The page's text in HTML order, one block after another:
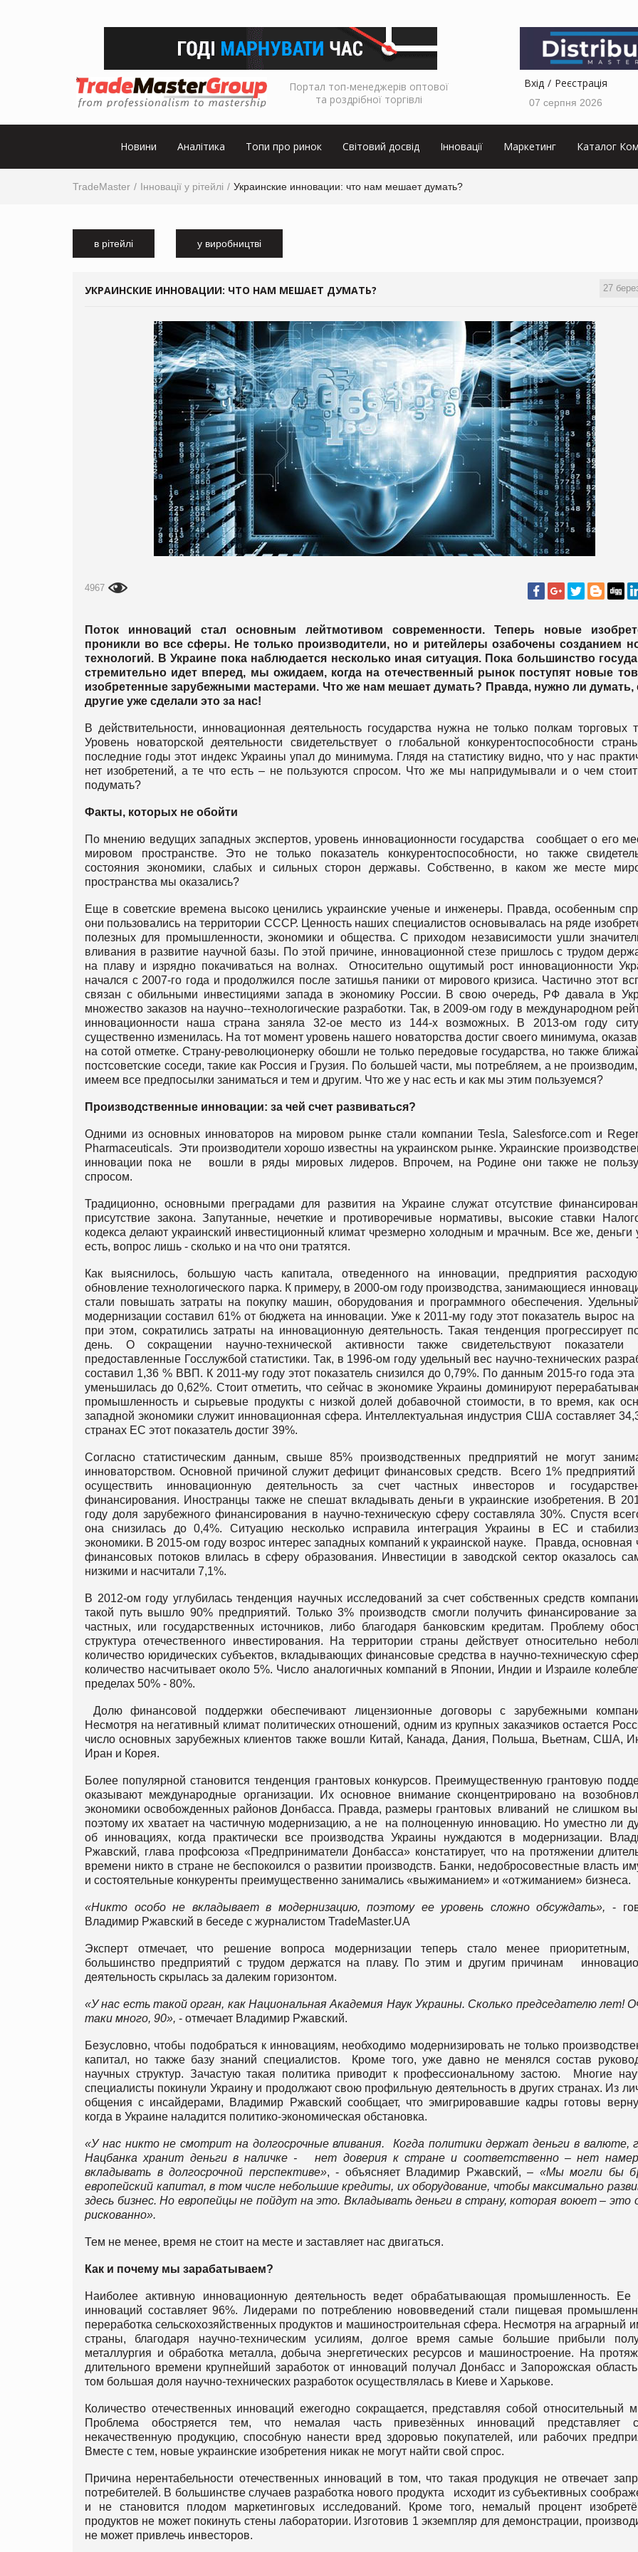
Портал топ-менеджерів оптової
та роздрібної торгівлі
Вхід Реєстрація
07 серпня 2026
Новини Аналітика Топи про ринок Світовий досвід Інновації Маркетинг Каталог
TradeMaster Інновації у рітейлі Украинские инновации: что нам мешает думать?
в рітейлі у виробництві
27
УКРАИНСКИЕ ИННОВАЦИИ: ЧТО НАМ МЕШАЕТ ДУМАТЬ?
4967
Поток инноваций стал основным лейтмотивом современности. Теперь новые
проникли во все сферы. Не только производители, но и ритейлеры озабочены созданием
технологий. В Украине пока наблюдается несколько иная ситуация. Пока большинство
стремительно идет вперед, мы ожидаем, когда на отечественный рынок поступят новые
изобретенные зарубежными мастерами. Что же нам мешает думать? Правда, нужно ли думать,
другие уже сделали это за нас!
В действительности, инновационная деятельность государства нужна не только полкам торговых
Уровень новаторской деятельности свидетельствует о глобальной конкурентоспособности
последние годы этот индекс Украины упал до минимума. Глядя на статистику видно, что у нас
нет изобретений, а те что есть – не пользуются спросом. Что же мы напридумывали и о чем
подумать?
Факты, которых не обойти
По мнению ведущих западных экспертов, уровень инновационности государства сообщает о его
мировом пространстве. Это не только показатель конкурентоспособности, но также
состояния экономики, слабых и сильных сторон державы. Собственно, в каком же месте
пространства мы оказались?
Еще в советские времена высоко ценились украинские ученые и инженеры. Правда, особенным
они пользовались на территории СССР. Ценность наших специалистов основывалась на ряде
полезных для промышленности, экономики и общества. С приходом независимости ушли
вливания в развитие научной базы. По этой причине, инновационной стезе пришлось с трудом
на плаву и изрядно покачиваться на волнах. Относительно ощутимый рост инновационности
начался с 2007-го года и продолжился после затишья паники от мирового кризиса. Частично этот
связан с обильными инвестициями запада в экономику России. В свою очередь, РФ давала в
множество заказов на научно--технологические разработки. Так, в 2009-ом году в международном
инновационности наша страна заняла 32-ое место из 144-х возможных. В 2013-ом году
существенно изменилась. На тот момент уровень нашего новаторства достиг своего минимума,
на сотой отметке. Страну-революционерку обошли не только передовые государства, но также
постсоветские соседи, такие как Россия и Грузия. По большей части, мы потребляем, а не
имеем все предпосылки заниматься и тем и другим. Что же у нас есть и как мы этим пользуемся?
Производственные инновации: за чей счет развиваться?
Одними из основных инноваторов на мировом рынке стали компании Tesla, Salesforce.com и
Pharmaceuticals. Эти производители хорошо известны на украинском рынке. Украинские
инновации пока не вошли в ряды мировых лидеров. Впрочем, на Родине они также не
спросом.
Традиционно, основными преградами для развития на Украине служат отсутствие
присутствие закона. Запутанные, нечеткие и противоречивые нормативы, высокие ставки
кодекса делают украинский инвестиционный климат чрезмерно холодным и мрачным. Все же, деньги
есть, вопрос лишь - сколько и на что они тратятся.
Как выяснилось, большую часть капитала, отведенного на инновации, предприятия
обновление технологического парка. К примеру, в 2000-ом году производства, занимающиеся
стали повышать затраты на покупку машин, оборудования и программного обеспечения.
модернизации составил 61% от бюджета на инновации. Уже к 2011-му году этот показатель вырос на
при этом, сократились затраты на инновационную деятельность. Такая тенденция прогрессирует
день. О сокращении научно-технической активности также свидетельствуют показатели
предоставленные Госслужбой статистики. Так, в 1996-ом году удельный вес научно-технических
составил 1,36 % ВВП. К 2011-му году этот показатель снизился до 0,79%. По данным 2015-го года эта
уменьшилась до 0,62%. Стоит отметить, что сейчас в экономике Украины доминируют
промышленность и сырьевые продукты с низкой долей добавочной стоимости, в то время, как
западной экономики служит инновационная сфера. Интеллектуальная индустрия США составляет
странах ЕС этот показатель достиг 39%.
Согласно статистическим данным, свыше 85% производственных предприятий не могут
инноваторством. Основной причиной служит дефицит финансовых средств. Всего 1% предприятий
осуществить инновационную деятельность за счет частных инвесторов и
финансирования. Иностранцы также не спешат вкладывать деньги в украинские изобретения. В
году доля зарубежного финансирования в научно-техническую сферу составляла 30%. Спустя
она снизилась до 0,4%. Ситуацию несколько исправила интеграция Украины в ЕС и
экономики. В 2015-ом году возрос интерес западных компаний к украинской науке. Правда, основная
финансовых потоков влилась в сферу образования. Инвестиции в заводской сектор оказалось
низкими и насчитали 7,1%.
В 2012-ом году углубилась тенденция научных исследований за счет собственных средств
такой путь вышло 90% предприятий. Только 3% производств смогли получить финансирование за
частных, или государственных источников, либо благодаря банковским кредитам. Проблему
структура отечественного инвестирования. На территории страны действует относительно
количество юридических субъектов, вкладывающих финансовые средства в научно-техническую
количество насчитывает около 5%. Число аналогичных компаний в Японии, Индии и Израиле
пределах 50% - 80%.
Долю финансовой поддержки обеспечивают лицензионные договоры с зарубежными
Несмотря на негативный климат политических отношений, одним из крупных заказчиков остается
число основных зарубежных клиентов также вошли Китай, Канада, Дания, Польша, Вьетнам, США,
Иран и Корея.
Более популярной становится тенденция грантовых конкурсов. Преимущественную грантовую
оказывают международные организации. Их основное внимание сконцентрировано на
экономики освобожденных районов Донбасса. Правда, размеры грантовых вливаний не слишком
поэтому их хватает на частичную модернизацию, а не на полноценную инновацию. Но уместно ли
об инновациях, когда практически все производства Украины нуждаются в модернизации.
Ржавский, глава профсоюза «Предприниматели Донбасса» констатирует, что на протяжении
времени никто в стране не беспокоился о развитии производств. Банки, недобросовестные власть
и состоятельные конкуренты преимущественно занимались «выжиманием» и «отжиманием» бизнеса.
«Никто особо не вкладывает в модернизацию, поэтому ее уровень сложно обсуждать», -
Владимир Ржавский в беседе с журналистом TradeMaster.UA
Эксперт отмечает, что решение вопроса модернизации теперь стало менее приоритетным,
большинство предприятий с трудом держатся на плаву. По этим и другим причинам
деятельность скрылась за далеким горизонтом.
«У нас есть такой орган, как Национальная Академия Наук Украины. Сколько председателю лет!
таки много, 90», - отмечает Владимир Ржавский.
Безусловно, чтобы подобраться к инновациям, необходимо модернизировать не только
капитал, но также базу знаний специалистов. Кроме того, уже давно не менялся состав
научных структур. Зачастую такая политика приводит к профессиональному застою. Многие
специалисты покинули Украину и продолжают свою профильную деятельность в других странах. Из
общения с инсайдерами, Владимир Ржавский сообщает, что эмигрировавшие кадры готовы
когда в Украине наладится политико-экономическая обстановка.
«У нас никто не смотрит на долгосрочные вливания. Когда политики держат деньги в валюте,
Нацбанка хранит деньги в наличке - нет доверия к стране и соответственно – нет
вкладывать в долгосрочной перспективе», - объясняет Владимир Ржавский, – «Мы могли бы
европейский капитал, в том числе небольшие кредиты, их оборудование, чтобы максимально
здесь бизнес. Но европейцы не пойдут на это. Вкладывать деньги в страну, которая воюет – это
рискованно».
Тем не менее, время не стоит на месте и заставляет нас двигаться.
Как и почему мы зарабатываем?
Наиболее активную инновационную деятельность ведет обрабатывающая промышленность. Ее
инноваций составляет 96%. Лидерами по потреблению нововведений стали пищевая
переработка сельскохозяйственных продуктов и машиностроительная сфера. Несмотря на аграрный
страны, благодаря научно-техническим усилиям, долгое время самые большие прибыли
металлургия и обработка металла, добыча энергетических ресурсов и машиностроение. На
длительного времени крупнейший заработок от инноваций получал Донбасс и Запорожская
том большая доля научно-технических разработок осуществлялась в Киеве и Харькове.
Количество отечественных инноваций ежегодно сокращается, представляя собой относительный
Проблема обостряется тем, что немалая часть привезённых инноваций представляет
некачественную продукцию, способную нанести вред здоровью покупателей, или рабочих
Вместе с тем, новые украинские изобретения никак не могут найти свой спрос.
Причина нерентабельности отечественных инноваций в том, что такая продукция не отвечает
потребителей. В большинстве случаев разработка нового продукта исходит из субъективных
и не становится плодом маркетинговых исследований. Кроме того, немалый процент
продуктов не может покинуть стены лаборатории. Изготовив 1 экземпляр для демонстрации,
не может привлечь инвесторов.